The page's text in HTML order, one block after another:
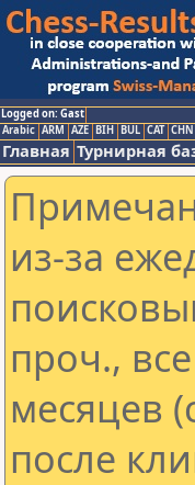
Logged on: Gast
Arabic ARM AZE BIH BUL CAT CHN
Главная Турнирная
из-за
проч.,
месяцев
после